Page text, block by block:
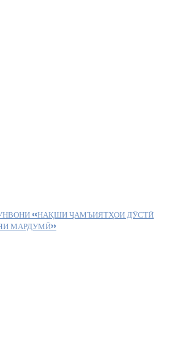
«НАҚШИ ҶАМЪИЯТҲОИ ДӮСТӢ
МАРДУМӢ»